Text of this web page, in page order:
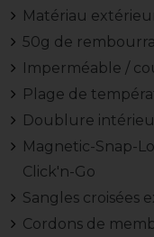
Matériau
50g de
Imperméable /
Plage de
Doublure
Magnetic-Snap-
Click'n-Go
Sangles croisées
Cordons de